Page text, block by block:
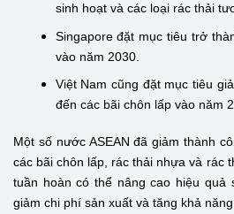
sinh hoạt và các loại rác thải
Singapore đặt mục tiêu trở
vào năm 2030.
Việt Nam cũng đặt mục tiêu
đến các bãi chôn lấp vào năm
Một số nước ASEAN đã giảm thành
các bãi chôn lấp, rác thải nhựa và rác
tuần hoàn có thể nâng cao hiệu quả
giảm chi phí sản xuất và tăng khả năng